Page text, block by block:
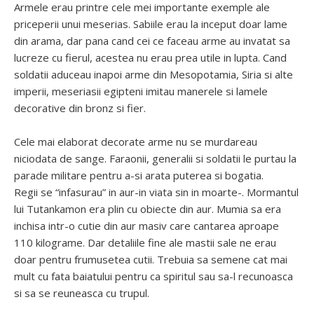
Armele erau printre cele mei importante exemple ale
priceperii unui meserias. Sabiile erau la inceput doar lame
din arama, dar pana cand cei ce faceau arme au invatat sa
lucreze cu fierul, acestea nu erau prea utile in lupta. Cand
soldatii aduceau inapoi arme din Mesopotamia, Siria si alte
imperii, meseriasii egipteni imitau manerele si lamele
decorative din bronz si fier.
Cele mai elaborat decorate arme nu se murdareau
niciodata de sange. Faraonii, generalii si soldatii le purtau la
parade militare pentru a-si arata puterea si bogatia.
Regii se “infasurau” in aur-in viata sin in moarte-. Mormantul
lui Tutankamon era plin cu obiecte din aur. Mumia sa era
inchisa intr-o cutie din aur masiv care cantarea aproape
110 kilograme. Dar detaliile fine ale mastii sale ne erau
doar pentru frumusetea cutii. Trebuia sa semene cat mai
mult cu fata baiatului pentru ca spiritul sau sa-l recunoasca
si sa se reuneasca cu trupul.